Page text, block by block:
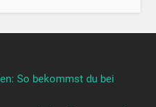
So bekommst du bei